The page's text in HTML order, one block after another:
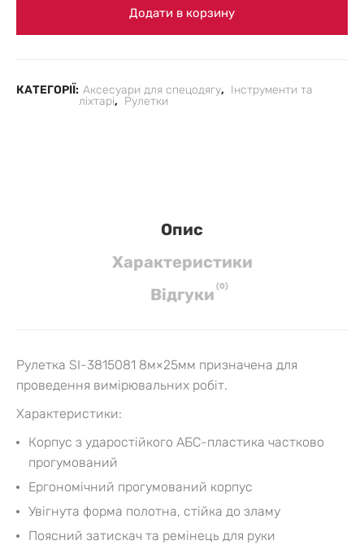
Додати в корзину
КАТЕГОРІЇ: Аксесуари для спецодягу, Інструменти та
ліхтарі, Рулетки
Опис
Характеристики
Вiдгуки (0)
Рулетка SI-3815081 8м×25мм призначена для
проведення вимірювальних робіт.
Характеристики:
Корпус з ударостійкого АБС-пластика частково
прогумований
Ергономічний прогумований корпус
Увігнута форма полотна, стійка до зламу
Поясний затискач та ремінець для руки